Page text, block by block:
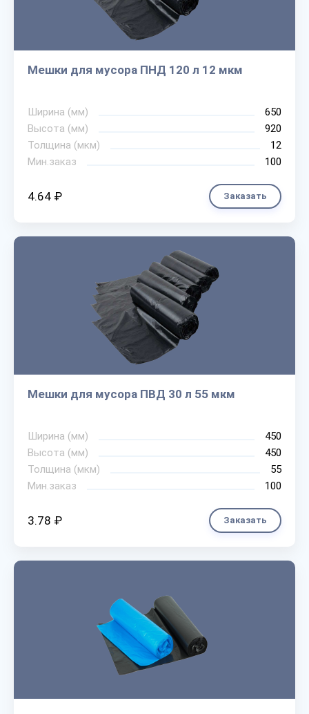
Мешки для мусора ПНД 120 л 12 мкм
Ширина (мм)
650
Высота (мм)
920
Толщина (мкм)
12
Мин.заказ
100
4.64 ₽ Заказать
Мешки для мусора ПВД 30 л 55 мкм
Ширина (мм)
450
Высота (мм)
450
Толщина (мкм)
55
Мин.заказ
100
3.78 ₽ Заказать